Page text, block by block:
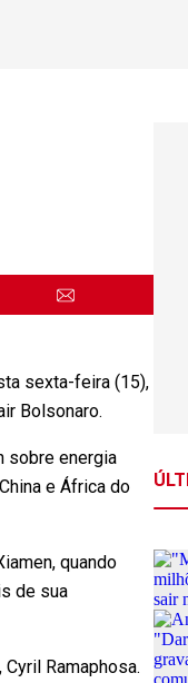
sexta-feira (15),
Bolsonaro.
sobre energia
e África do
quando
de sua
Ramaphosa.